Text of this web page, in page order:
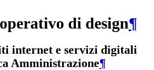
di design¶
internet e servizi digitali
Amministrazione¶